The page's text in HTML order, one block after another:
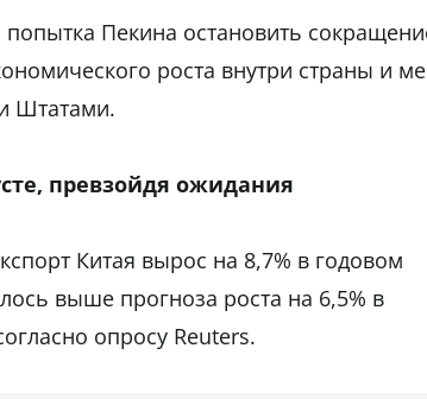
Пекина остановить
роста внутри страны и
Штатами.
превзойдя ожидания
Китая вырос на 8,7% в годовом
выше прогноза роста на 6,5% в
опросу Reuters.